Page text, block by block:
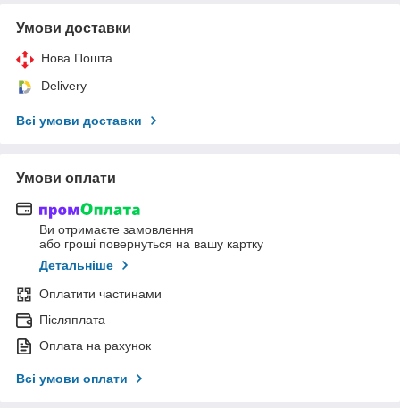
Умови доставки
Нова Пошта
Delivery
Всі умови доставки
Умови оплати
Ви отримаєте замовлення
або гроші повернуться на вашу картку
Детальніше
Оплатити частинами
Післяплата
Оплата на рахунок
Всі умови оплати